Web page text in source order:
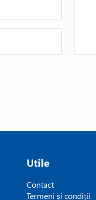
Utile
Contact
Termeni și condiții